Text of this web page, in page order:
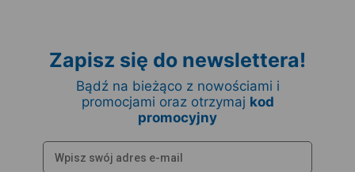
Zapisz się do newslettera!
Bądź na bieżąco z nowościami i
promocjami oraz otrzymaj kod
promocyjny